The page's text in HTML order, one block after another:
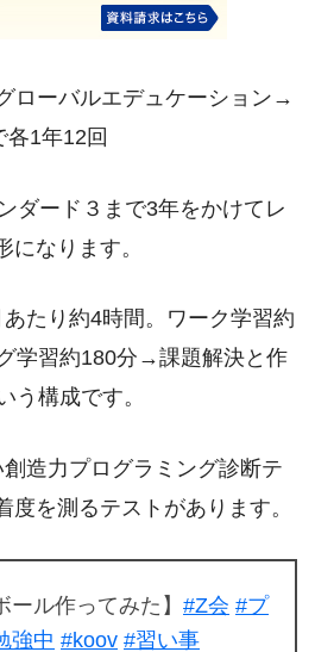
ローバルエデュケーション→
各1年12回
ダード３まで3年をかけてレ
になります。
たり約4時間。ワーク学習約
学習約180分→課題解決と作
う構成です。
造力プログラミング診断テ
度を測るテストがあります。
ール作ってみた】 #Z会 #プ
強中 #koov #習い事